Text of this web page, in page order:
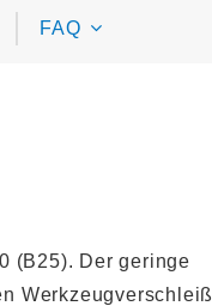
FAQ
(B25). Der geringe
Werkzeugverschleiß